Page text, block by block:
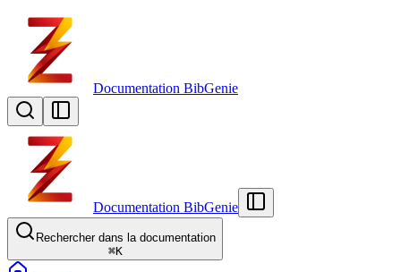
Documentation BibGenie
Documentation BibGenie
Rechercher dans la documentation
⌘K